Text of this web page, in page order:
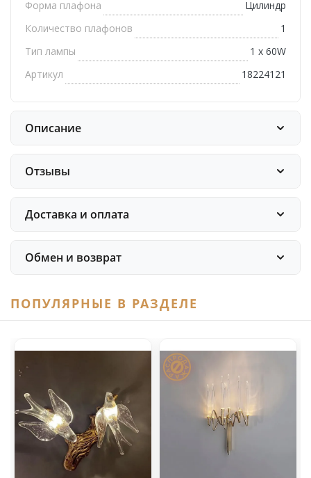
Форма плафона
Цилиндр
Количество плафонов
1
Тип лампы
1 х 60W
Артикул
18224121
Описание
Отзывы
Доставка и оплата
Обмен и возврат
ПОПУЛЯРНЫЕ В РАЗДЕЛЕ